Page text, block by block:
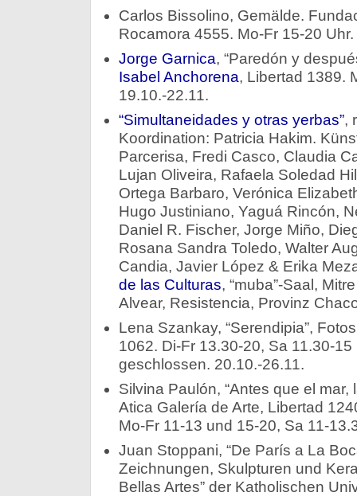
Carlos Bissolino, Gemälde.
Rocamora 4555. Mo-Fr 15-20
Jorge Garnica, “Paredón y
Isabel Anchorena, Libertad 1389.
19.10.-22.11.
“Simultaneidades y otras yerbas”,
Koordination: Patricia Hakim.
Parcerisa, Fredi Casco, Claudia
Lujan Oliveira, Rafaela Soledad
Ortega Barbaro, Verónica
Hugo Justiniano, Yaguá Rincón,
Daniel R. Fischer, Jorge Miño,
Rosana Sandra Toledo, Walter
Candia, Javier López & Erika
de las Culturas, “muba”-Saal,
Alvear, Resistencia, Provinz
Lena Szankay, “Serendipia”,
1062. Di-Fr 13.30-20, Sa 11.30-
geschlossen. 20.10.-26.11.
Silvina Paulón, “Antes que el
Atica Galería de Arte, Libertad
Mo-Fr 11-13 und 15-20, Sa 11-
Juan Stoppani, “De París a La
Zeichnungen, Skulpturen und
Bellas Artes” der Katholischen